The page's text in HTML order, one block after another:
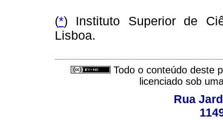
(*) Instituto Superior de
Lisboa.
Todo o conteúdo deste
licenciado sob
Rua